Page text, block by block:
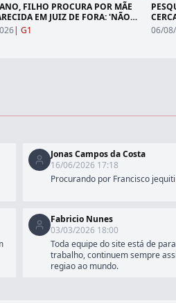
FILHO PROCURA POR MÃE
EM JUIZ DE FORA: 'NÃO
O QUE FAZER'
| G1
ÁREA
06/
Jonas Campos da Costa
16/06/2026 17:18
Procurando por Francisco
Fabricio Nunes
03/03/2026 18:00
Toda equipe do site está de
trabalho, continuem sempre
regiao ao mundo.